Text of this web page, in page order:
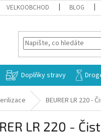
VELKOOBCHOD BLOG
Doplňky stravy
BEURER LR 220 -
LR 220 -